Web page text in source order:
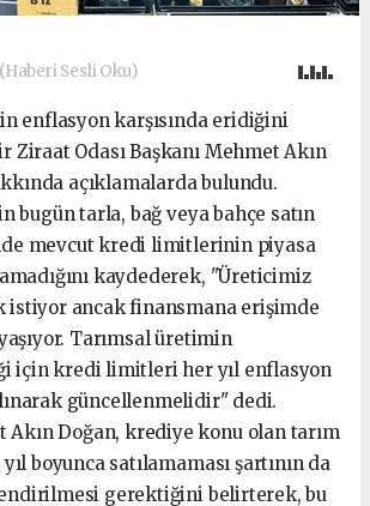
(Haberi Sesli Oku)
enflasyon karşısında eridiğini
Ziraat Odası Başkanı Mehmet Akın
açıklamalarda bulundu.
bugün tarla, bağ veya bahçe satın
mevcut kredi limitlerinin piyasa
kaydederek, "Üreticimiz
istiyor ancak finansmana erişimde
Tarımsal üretimin
için kredi limitleri her yıl enflasyon
güncellenmelidir" dedi.
Akın Doğan, krediye konu olan tarım
boyunca satılamaması şartının da
gerektiğini belirterek, bu